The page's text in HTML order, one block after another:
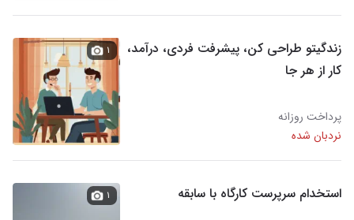
زندگیتو طراحی کن، پیشرفت فردی، درآمد،
کار از هر جا
پرداخت روزانه
نردبان شده
۱
استخدام سرپرست کارگاه با سابقه ۱